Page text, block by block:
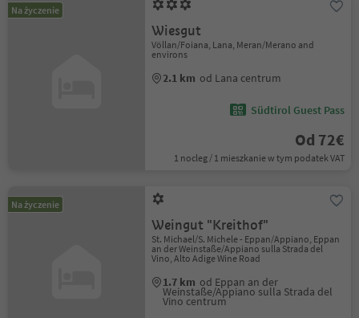
Na życzenie
Wiesgut
Völlan/Foiana, Lana, Meran/Merano and
environs
2.1 km od Lana centrum
Südtirol Guest Pass
Od 72€
1 nocleg / 1 mieszkanie w tym podatek VAT
Na życzenie
Weingut "Kreithof"
St. Michael/S. Michele - Eppan/Appiano, Eppan
an der Weinstaße/Appiano sulla Strada del
Vino, Alto Adige Wine Road
1.7 km od Eppan an der
Weinstaße/Appiano sulla Strada del
Vino centrum